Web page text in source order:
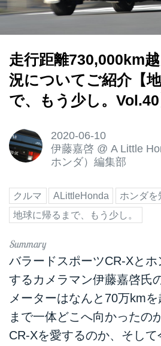
走行距離730,000km
況についてご紹介【
で、もう少し。Vol.40
2020-06-10
伊藤嘉啓 @ A Little
ホンダ）編集部
クルマ ALittleHonda ホンダを
地球に帰るまで、もう少し。
バラードスポーツCR-Xと
するカメラマン伊藤嘉啓氏
メーターはなんと70万km
まで一体どこへ向かったの
CR-Xを愛するのか、そし